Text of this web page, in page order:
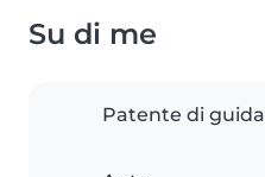
Su di me
Patente di guida